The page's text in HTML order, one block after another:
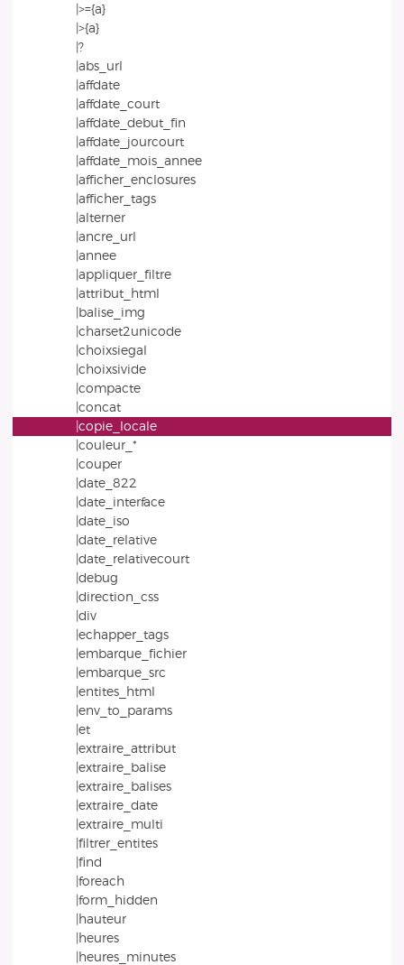
|>={a}
|>{a}
|?
|abs_url
|affdate
|affdate_court
|affdate_debut_fin
|affdate_jourcourt
|affdate_mois_annee
|afficher_enclosures
|afficher_tags
|alterner
|ancre_url
|annee
|appliquer_filtre
|attribut_html
|balise_img
|charset2unicode
|choixsiegal
|choixsivide
|compacte
|concat
|copie_locale
|couleur_*
|couper
|date_822
|date_interface
|date_iso
|date_relative
|date_relativecourt
|debug
|direction_css
|div
|echapper_tags
|embarque_fichier
|embarque_src
|entites_html
|env_to_params
|et
|extraire_attribut
|extraire_balise
|extraire_balises
|extraire_date
|extraire_multi
|filtrer_entites
|find
|foreach
|form_hidden
|hauteur
|heures
|heures_minutes